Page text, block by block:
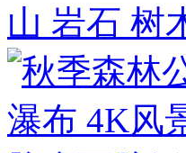
山 岩石 树